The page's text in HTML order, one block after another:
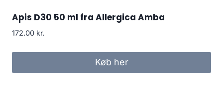
Apis D30 50 ml fra Allergica Amba
172.00 kr.
Køb her